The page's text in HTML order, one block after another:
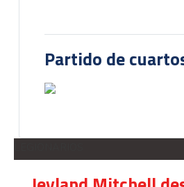
Partido de